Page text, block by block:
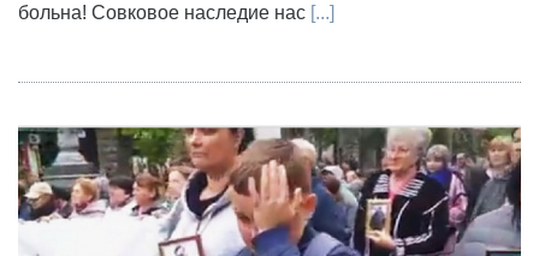
больна! Совковое наследие нас [...]